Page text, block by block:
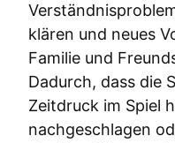
klären und neues
Familie und
Dadurch, dass die
Zeitdruck im Spiel
nachgeschlagen